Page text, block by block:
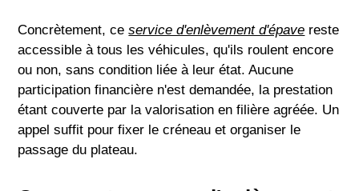
Concrètement, ceservice d'enlèvement d'épave reste
accessible à tous les véhicules, qu'ils roulent encore
ou non, sans condition liée à leur état. Aucune
participation financière n'est demandée, la prestation
étant couverte par la valorisation en filière agréée. Un
appel suffit pour fixer le créneau et organiser le
passage du plateau.